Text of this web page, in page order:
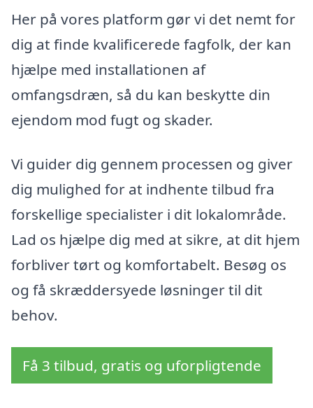
Her på vores platform gør vi det nemt for
dig at finde kvalificerede fagfolk, der kan
hjælpe med installationen af
omfangsdræn, så du kan beskytte din
ejendom mod fugt og skader.
Vi guider dig gennem processen og giver
dig mulighed for at indhente tilbud fra
forskellige specialister i dit lokalområde.
Lad os hjælpe dig med at sikre, at dit hjem
forbliver tørt og komfortabelt. Besøg os
og få skræddersyede løsninger til dit
behov.
Få 3 tilbud, gratis og uforpligtende